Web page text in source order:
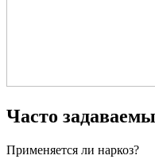
Часто
Применяется ли наркоз?